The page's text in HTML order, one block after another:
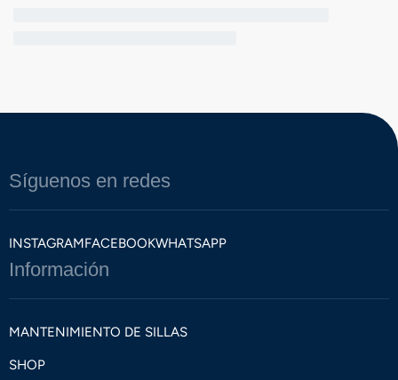
Síguenos en redes
INSTAGRAMFACEBOOKWHATSAPP
Información
MANTENIMIENTO DE SILLAS
SHOP